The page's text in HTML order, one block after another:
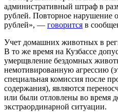
административный штраф в
рублей. Повторное нарушение
рублей», — говорится в
Учет домашних животных в
В то же время на Кузбассе
умерщвление бездомных
немотивированную агрессию
специальная комиссия после
содержания), являются
или были отловлены во время
экстраординарной ситуации.